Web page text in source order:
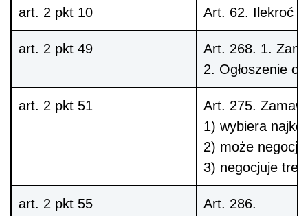
art. 2 pkt 10 Art. 62. Ilekroć
art. 2 pkt 49 Art. 268. 1.
2. Ogłoszenie
art. 2 pkt 51 Art. 275.
1) wybiera
2) może
3) negocjuje
art. 2 pkt 55
Art. 286.